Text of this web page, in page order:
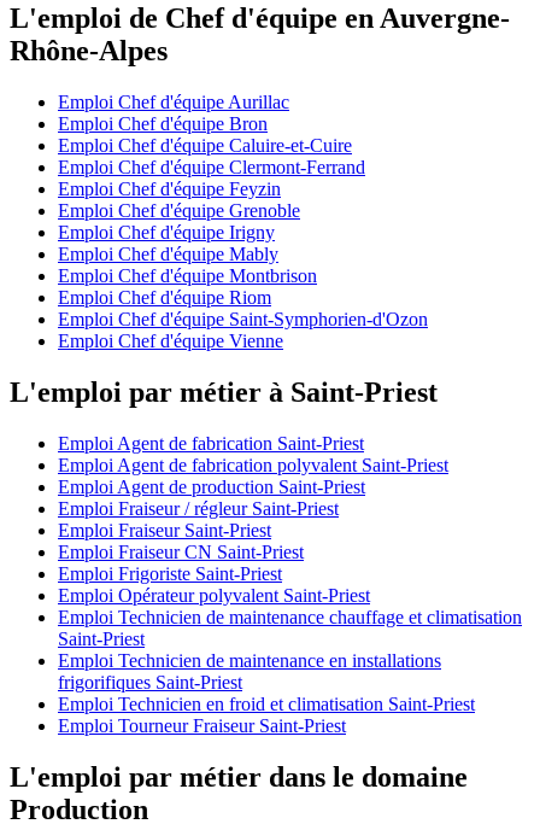
L'emploi de Chef d'équipe en Auvergne-
Rhône-Alpes
Emploi Chef d'équipe Aurillac
Emploi Chef d'équipe Bron
Emploi Chef d'équipe Caluire-et-Cuire
Emploi Chef d'équipe Clermont-Ferrand
Emploi Chef d'équipe Feyzin
Emploi Chef d'équipe Grenoble
Emploi Chef d'équipe Irigny
Emploi Chef d'équipe Mably
Emploi Chef d'équipe Montbrison
Emploi Chef d'équipe Riom
Emploi Chef d'équipe Saint-Symphorien-d'Ozon
Emploi Chef d'équipe Vienne
L'emploi par métier à Saint-Priest
Emploi Agent de fabrication Saint-Priest
Emploi Agent de fabrication polyvalent Saint-Priest
Emploi Agent de production Saint-Priest
Emploi Fraiseur / régleur Saint-Priest
Emploi Fraiseur Saint-Priest
Emploi Fraiseur CN Saint-Priest
Emploi Frigoriste Saint-Priest
Emploi Opérateur polyvalent Saint-Priest
Emploi Technicien de maintenance chauffage et climatisation
Saint-Priest
Emploi Technicien de maintenance en installations
frigorifiques Saint-Priest
Emploi Technicien en froid et climatisation Saint-Priest
Emploi Tourneur Fraiseur Saint-Priest
L'emploi par métier dans le domaine
Production